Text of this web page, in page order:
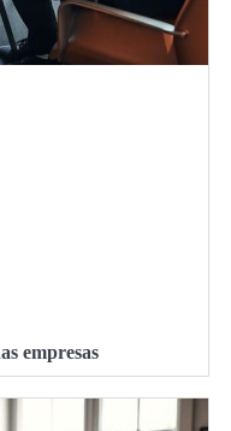
empresas